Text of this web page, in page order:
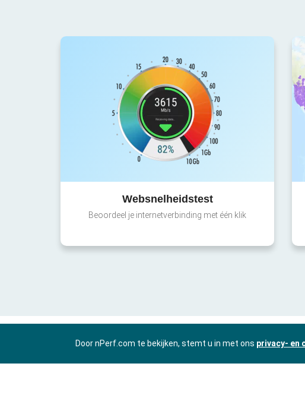
Websnelheidstest
Beoordeel je internetverbinding met één klik
Door nPerf.com te bekijken, stemt u in met ons privacy- en